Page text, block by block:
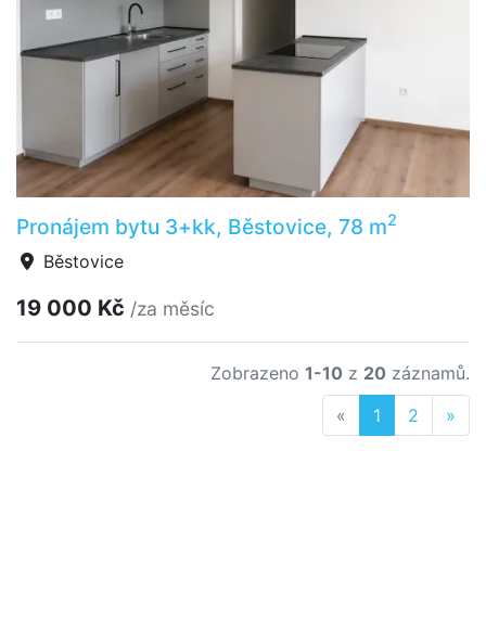
Pronájem bytu 3+kk, Běstovice, 78 m2
Běstovice
19 000 Kč /za měsíc
Zobrazeno 1-10 z 20 záznamů.
« Previous
1 2 »